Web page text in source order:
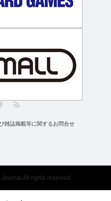
雑誌掲載等に関するお問合せ
All rights reserved.